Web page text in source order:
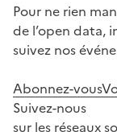
Pour ne rien
de l’open data,
suivez nos
Abonnez-vous
Suivez-nous
sur les réseaux